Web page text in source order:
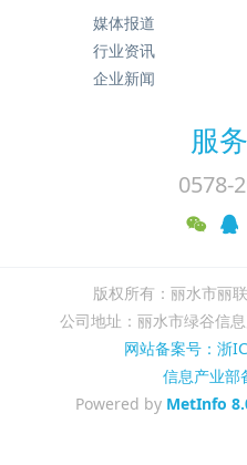
媒体报道
行业资讯
企业新闻
服
0578-
版权所有：丽水市丽
公司地址：丽水市绿谷信
网站备案号：浙
信息产业部
Powered by MetInfo